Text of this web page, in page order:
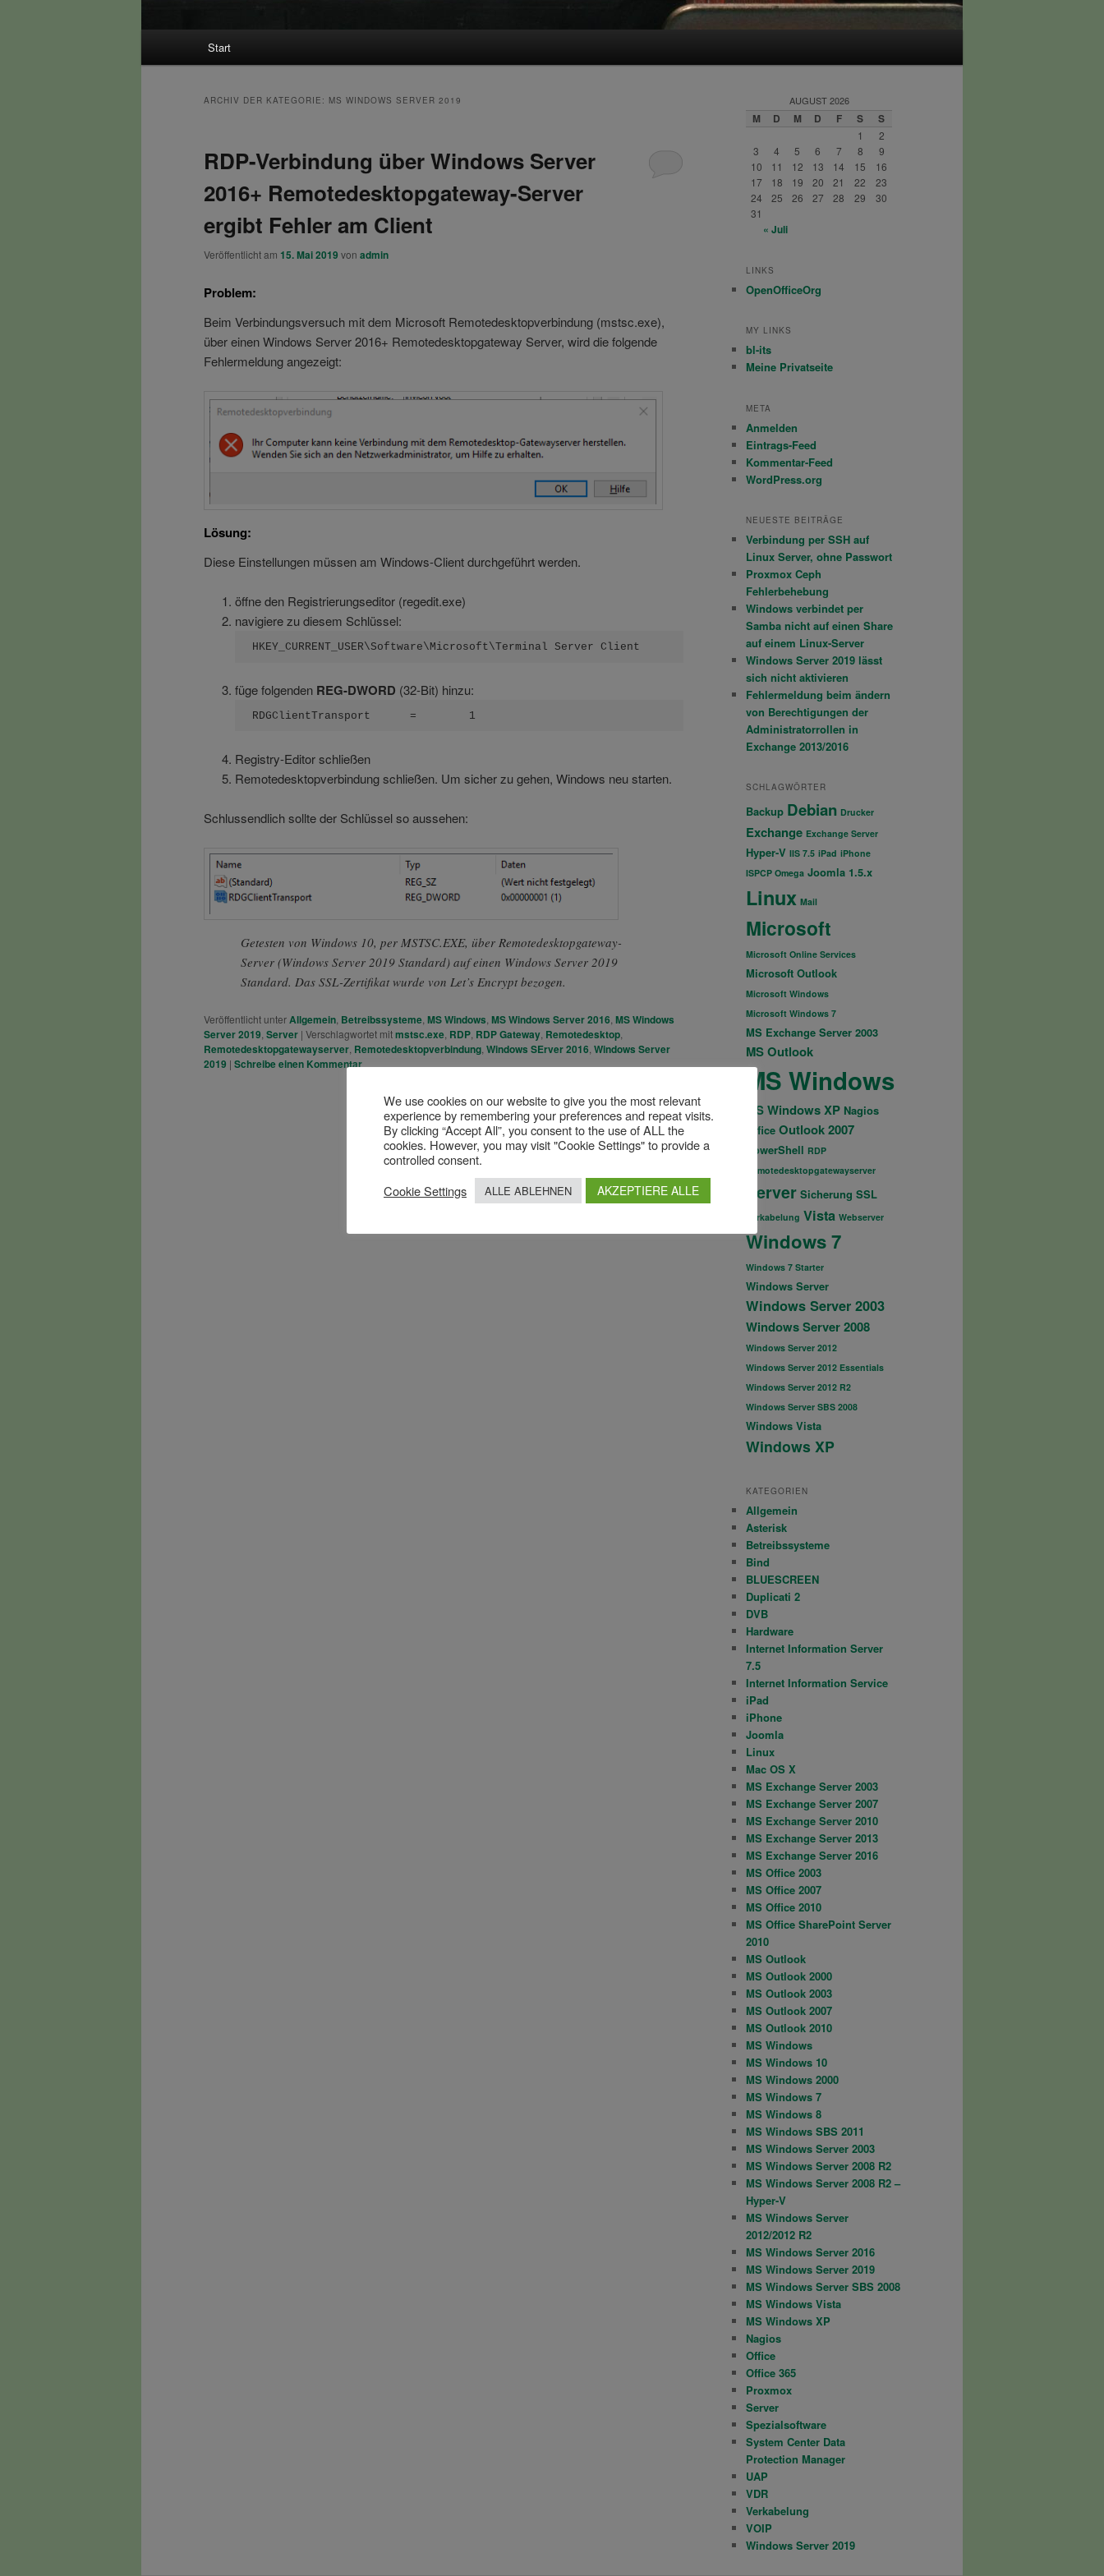
Start
ARCHIV DER KATEGORIE: MS WINDOWS SERVER 2019
RDP-Verbindung über Windows Server
2016+ Remotedesktopgateway-Server
ergibt Fehler am Client
Veröffentlicht am 15. Mai 2019 von admin
Problem:
Beim Verbindungsversuch mit dem Microsoft Remotedesktopverbindung (mstsc.exe),
über einen Windows Server 2016+ Remotedesktopgateway Server, wird die folgende
Fehlermeldung angezeigt:
Lösung:
Diese Einstellungen müssen am Windows-Client durchgeführt werden.
öffne den Registrierungseditor (regedit.exe)
navigiere zu diesem Schlüssel:
HKEY_CURRENT_USER\Software\Microsoft\Terminal Server Client
füge folgenden REG-DWORD (32-Bit) hinzu:
RDGClientTransport      =        1
Registry-Editor schließen
Remotedesktopverbindung schließen. Um sicher zu gehen, Windows neu starten.
Schlussendlich sollte der Schlüssel so aussehen:
Getesten von Windows 10, per MSTSC.EXE, über Remotedesktopgateway-
Server (Windows Server 2019 Standard) auf einen Windows Server 2019
Standard. Das SSL-Zertifikat wurde von Let’s Encrypt bezogen.
Veröffentlicht unterAllgemein Betreibssysteme MS Windows MS Windows Server 2016 MS Windows
Server 2019 Server | Verschlagwortet mitmstsc.exe RDP RDP Gateway Remotedesktop
Remotedesktopgatewayserver Remotedesktopverbindung Windows SErver 2016 Windows Server
2019 | Schreibe einen Kommentar
AUGUST 2026
M D M D F S S
1
2
3
4 5 6 7 8
9
10
11 12 13 14 15
16
17
18 19 20 21 22
23
24
25 26 27 28 29
30
31
« Juli
LINKS
OpenOfficeOrg
MY LINKS
bl-its
Meine Privatseite
META
Anmelden
Eintrags-Feed
Kommentar-Feed
WordPress.org
NEUESTE BEITRÄGE
Verbindung per SSH auf
Linux Server, ohne Passwort
Proxmox Ceph
Fehlerbehebung
Windows verbindet per
Samba nicht auf einen Share
auf einem Linux-Server
Windows Server 2019 lässt
sich nicht aktivieren
Fehlermeldung beim ändern
von Berechtigungen der
Administratorrollen in
Exchange 2013/2016
SCHLAGWÖRTER
Backup Debian Drucker
Exchange Exchange Server
Hyper-V IIS 7.5 iPad iPhone
ISPCP Omega Joomla 1.5.x
Linux Mail
Microsoft
Microsoft Online Services
Microsoft Outlook
Microsoft Windows
Microsoft Windows 7
MS Exchange Server 2003
MS Outlook
MS Windows
MS Windows XP Nagios
Office Outlook 2007
PowerShell RDP
Remotedesktopgatewayserver
Server Sicherung SSL
Verkabelung Vista Webserver
Windows 7
Windows 7 Starter
Windows Server
Windows Server 2003
Windows Server 2008
Windows Server 2012
Windows Server 2012 Essentials
Windows Server 2012 R2
Windows Server SBS 2008
Windows Vista
Windows XP
KATEGORIEN
Allgemein
Asterisk
Betreibssysteme
Bind
BLUESCREEN
Duplicati 2
DVB
Hardware
Internet Information Server
7.5
Internet Information Service
iPad
iPhone
Joomla
Linux
Mac OS X
MS Exchange Server 2003
MS Exchange Server 2007
MS Exchange Server 2010
MS Exchange Server 2013
MS Exchange Server 2016
MS Office 2003
MS Office 2007
MS Office 2010
MS Office SharePoint Server
2010
MS Outlook
MS Outlook 2000
MS Outlook 2003
MS Outlook 2007
MS Outlook 2010
MS Windows
MS Windows 10
MS Windows 2000
MS Windows 7
MS Windows 8
MS Windows SBS 2011
MS Windows Server 2003
MS Windows Server 2008 R2
MS Windows Server 2008 R2 –
Hyper-V
MS Windows Server
2012/2012 R2
MS Windows Server 2016
MS Windows Server 2019
MS Windows Server SBS 2008
MS Windows Vista
MS Windows XP
Nagios
Office
Office 365
Proxmox
Server
Spezialsoftware
System Center Data
Protection Manager
UAP
VDR
Verkabelung
VOIP
Windows Server 2019
We use cookies on our website to give you the most relevant
experience by remembering your preferences and repeat visits.
By clicking “Accept All”, you consent to the use of ALL the
cookies. However, you may visit "Cookie Settings" to provide a
controlled consent.
Cookie Settings
ALLE ABLEHNEN AKZEPTIERE ALLE